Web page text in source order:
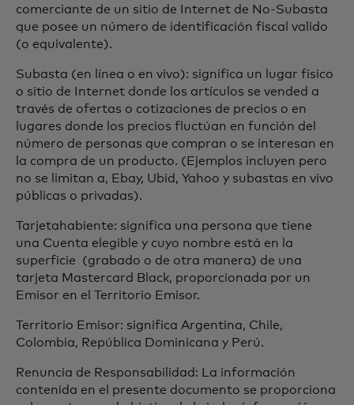
comerciante de un sitio de Internet de No-Subasta
que posee un número de identificación fiscal valido
(o equivalente).
Subasta (en línea o en vivo): significa un lugar físico
o sitio de Internet donde los artículos se vended a
través de ofertas o cotizaciones de precios o en
lugares donde los precios fluctúan en función del
número de personas que compran o se interesan en
la compra de un producto. (Ejemplos incluyen pero
no se limitan a, Ebay, Ubid, Yahoo y subastas en vivo
públicas o privadas).
Tarjetahabiente: significa una persona que tiene
una Cuenta elegible y cuyo nombre está en la
superficie (grabado o de otra manera) de una
tarjeta Mastercard Black, proporcionada por un
Emisor en el Territorio Emisor.
Territorio Emisor: significa Argentina, Chile,
Colombia, República Dominicana y Perú.
Renuncia de Responsabilidad: La información
contenida en el presente documento se proporciona